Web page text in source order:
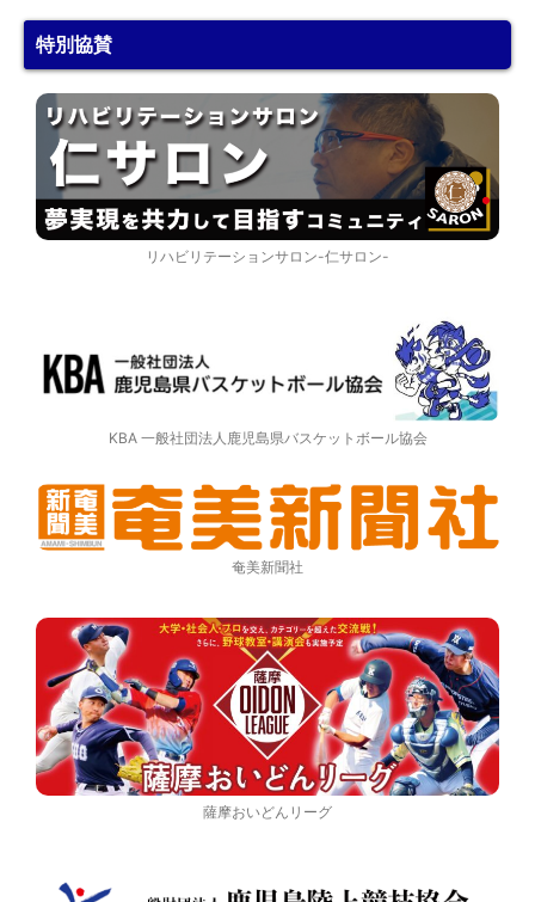
特別協賛
リハビリテーションサロン-仁サロン-
KBA 一般社団法人鹿児島県バスケットボール協会
奄美新聞社
薩摩おいどんリーグ